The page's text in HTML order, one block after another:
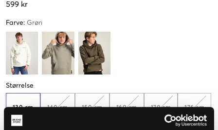
599 kr
Farve: Grøn
Størrelse
130 cm 140 cm 150 cm 160 cm 170 cm 176 cm